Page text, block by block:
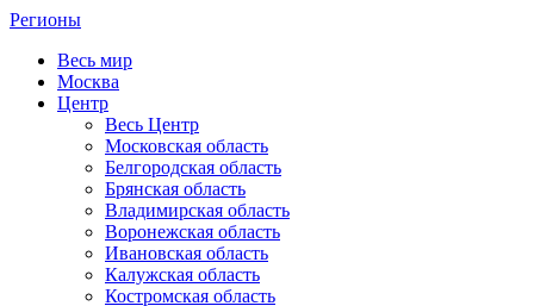
Регионы
Весь мир
Москва
Центр
Весь Центр
Московская область
Белгородская область
Брянская область
Владимирская область
Воронежская область
Ивановская область
Калужская область
Костромская область